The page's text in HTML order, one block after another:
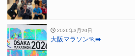
2026年3月20日
大阪マラソン🏃‍➡️